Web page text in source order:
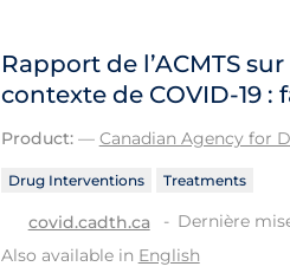
Rapport de l’ACMTS
contexte de COVID‑19 :
Product:— Canadian Agency for
Drug Interventions Treatments
covid.cadth.ca
Dernière
Also available in English